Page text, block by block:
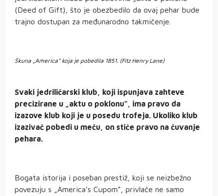
(Deed of Gift), što je obezbedilo da ovaj pehar bude
trajno dostupan za međunarodno takmičenje.
Škuna „America“ koja je pobedila 1851. (Fitz Henry Lane)
Svaki jedriličarski klub, koji ispunjava zahteve
precizirane u „aktu o poklonu“, ima pravo da
izazove klub koji je u posedu trofeja. Ukoliko klub
izazivač pobedi u meču, on stiče pravo na čuvanje
pehara.
Bogata istorija i poseban prestiž, koji se neizbežno
povezuju s „America’s Cupom“, privlače ne samo